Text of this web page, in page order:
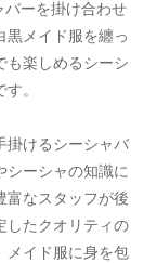
バーを掛け合わせ
黒メイド服を纏っ
も楽しめるシーシ
。
掛けるシーシャバ
シーシャの知識に
富なスタッフが後
したクオリティの
メイド服に身を包